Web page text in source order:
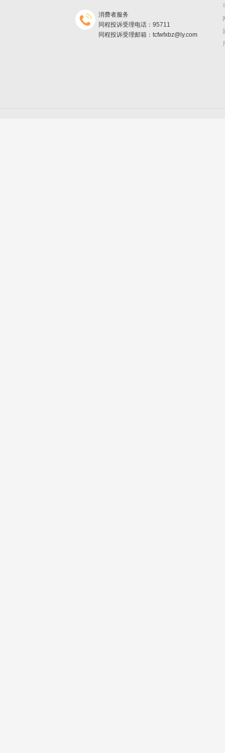
消费者服务
同程投诉受理电话：95711
同程投诉受理邮箱：tcfwfxbz@ly.com